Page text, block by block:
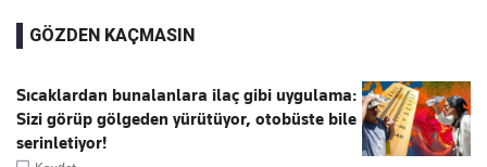
GÖZDEN KAÇMASIN
Sıcaklardan bunalanlara ilaç gibi uygulama:
Sizi görüp gölgeden yürütüyor, otobüste bile
serinletiyor!